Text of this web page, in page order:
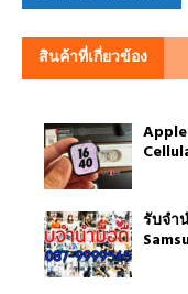
สินค้าที่เกี่ยวข้อง
รับจำ